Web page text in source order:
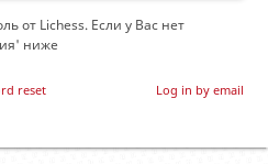
от Lichess. Если у Вас нет
ниже
reset Log in by email